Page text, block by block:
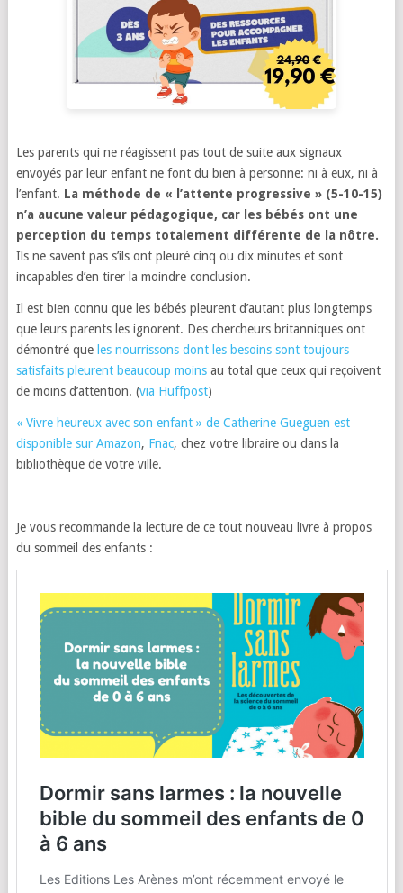
Les parents qui ne réagissent pas tout de suite aux signaux
envoyés par leur enfant ne font du bien à personne: ni à eux, ni à
l’enfant. La méthode de « l’attente progressive » (5-10-15)
n’a aucune valeur pédagogique, car les bébés ont une
perception du temps totalement différente de la nôtre.
Ils ne savent pas s’ils ont pleuré cinq ou dix minutes et sont
incapables d’en tirer la moindre conclusion.
Il est bien connu que les bébés pleurent d’autant plus longtemps
que leurs parents les ignorent. Des chercheurs britanniques ont
démontré que les nourrissons dont les besoins sont toujours
satisfaits pleurent beaucoup moinsau total que ceux qui reçoivent
de moins d’attention. (via Huffpost)
« Vivre heureux avec son enfant » de Catherine Gueguen est
disponible sur Amazon, Fnac, chez votre libraire ou dans la
bibliothèque de votre ville.
Je vous recommande la lecture de ce tout nouveau livre à propos
du sommeil des enfants :